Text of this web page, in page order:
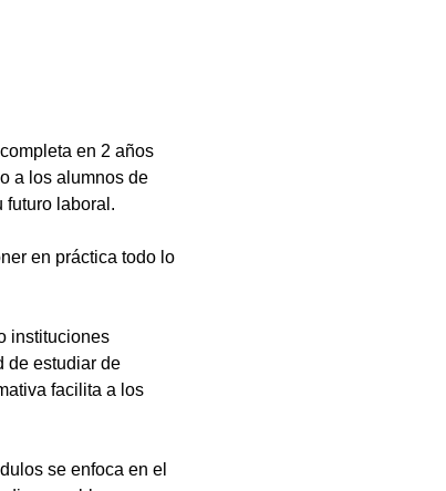
en 2 años
a los alumnos de
futuro laboral.
en práctica todo lo
instituciones
de estudiar de
facilita a los
se enfoca en el